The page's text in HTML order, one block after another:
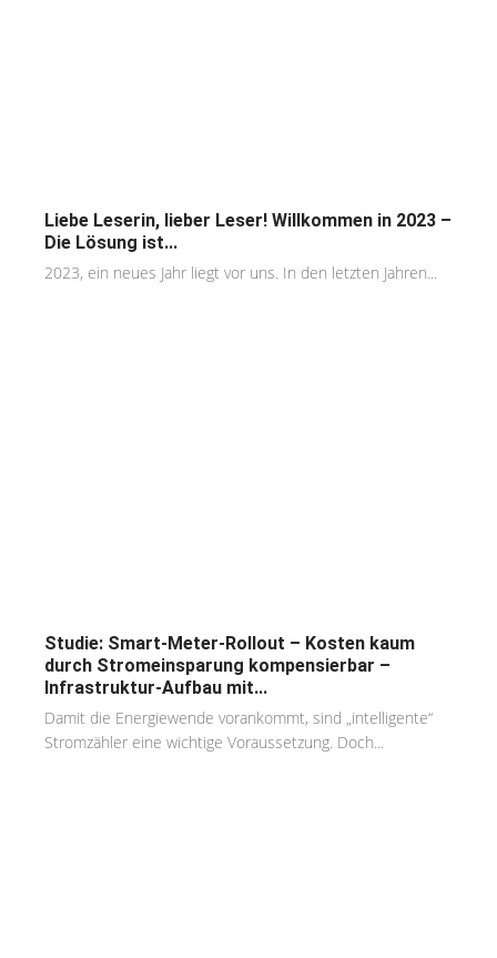
Liebe Leserin, lieber Leser! Willkommen in 2023 –
Die Lösung ist...
2023, ein neues Jahr liegt vor uns. In den letzten Jahren...
Studie: Smart-Meter-Rollout – Kosten kaum
durch Stromeinsparung kompensierbar –
Infrastruktur-Aufbau mit...
Damit die Energiewende vorankommt, sind „intelligente“
Stromzähler eine wichtige Voraussetzung. Doch...